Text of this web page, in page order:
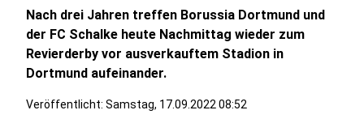
Nach drei Jahren treffen Borussia Dortmund und
der FC Schalke heute Nachmittag wieder zum
Revierderby vor ausverkauftem Stadion in
Dortmund aufeinander.
Veröffentlicht: Samstag, 17.09.2022 08:52